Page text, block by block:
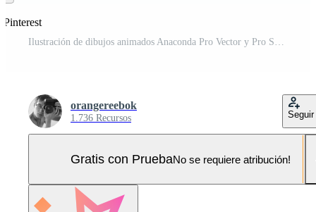
Ilustración de dibujos animados Anaconda Pro Vector y Pro SVG
orangereebok
1.736 Recursos Seguir
Gratis con PruebaNo se requiere atribución!